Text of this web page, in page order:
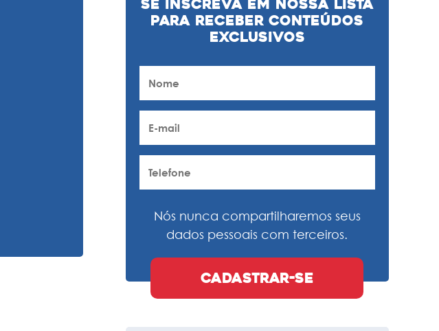
Se inscreva em nossa lista
para receber conteúdos
exclusivos
Nós nunca compartilharemos seus
dados pessoais com terceiros.